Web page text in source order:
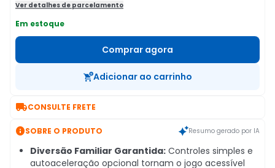
Ver detalhes de parcelamento
Em estoque
Comprar agora
Adicionar ao carrinho
CONSULTE FRETE
SOBRE O PRODUTO Resumo gerado por IA
Diversão Familiar Garantida: Controles simples e
autoaceleração opcional tornam o jogo acessível